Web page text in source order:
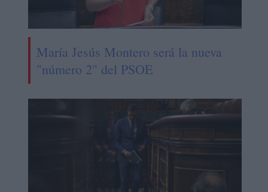
María Jesús Montero será la nueva
"número 2" del PSOE